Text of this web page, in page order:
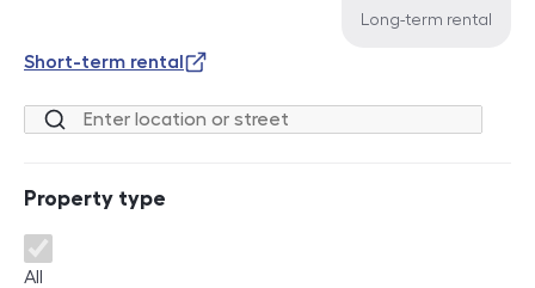
Long-term rental
Short-term rental
Location or street
Property type
Property type
All